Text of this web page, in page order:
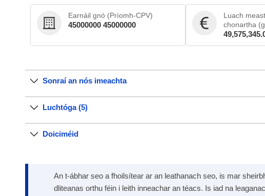
Earnáil gnó (Príomh-CPV)
45000000 45000000
Luach
chonartha
Sonraí an nós imeachta
Luchtóga (5)
Doiciméid
An t-ábhar seo a fhoilsítear ar an leathanach seo, is mar
dliteanas orthu féin i leith inneachar an téacs. Is iad na